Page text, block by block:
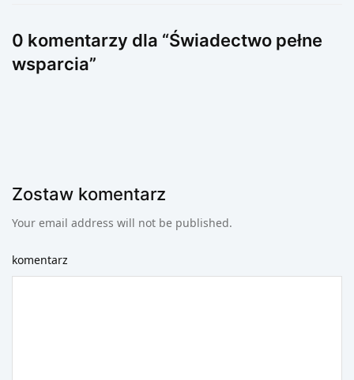
0 komentarzy dla “Świadectwo pełne
wsparcia”
Zostaw komentarz
Your email address will not be published.
komentarz